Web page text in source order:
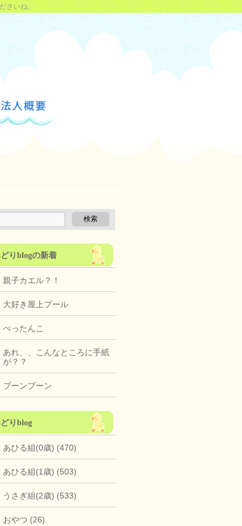
さいね。
りblogの新着
親子カエル？！
大好き屋上プール
ぺったんこ
あれ、、こんなところに手紙
が？？
ブーンブーン
りblog
あひる組(0歳) (470)
あひる組(1歳) (503)
うさぎ組(2歳) (533)
おやつ (26)